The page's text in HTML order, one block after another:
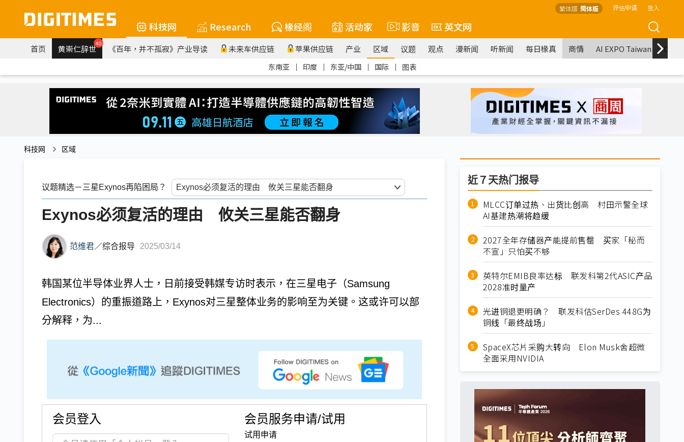
繁体版 简体版 评估申请 登入
科技网 Research 椽经阁 活动家 影音 英文网
首页 黄崇仁辞世40 《百年，并不孤寂》产业导读 未来车供应链 苹果供应链 产业 区域 议题 观点 漫新闻 听新闻 每日椽真 商情 AI EXPO Taiwan
东南亚 ｜ 印度 ｜ 东亚/中国 ｜ 国际 ｜ 图表
科技网 区域
议题精选－三星Exynos再陷困局？
Exynos必须复活的理由 攸关三星能否翻身
范维君／综合报导 2025/03/14
韩国某位半导体业界人士，日前接受韩媒专访时表示，在三星电子（Samsung
Electronics）的重振道路上，Exynos对三星整体业务的影响至为关键。这或许可以部
分解释，为...
会员登入 会员服务申请/试用
试用申请
近７天热门报导
MLCC订单过热、出货比创高 村田示警全球
AI基建热潮将趋缓
2027全年存储器产能提前售罄 买家「秘而
不宣」只怕买不够
英特尔EMIB良率达标 联发科第2代ASIC产品
2028准时量产
光进铜退更明确？ 联发科估SerDes 448G为
铜线「最终战场」
SpaceX芯片采购大转向 Elon Musk舍超微
全面采用NVIDIA